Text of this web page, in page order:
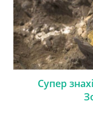
Супер